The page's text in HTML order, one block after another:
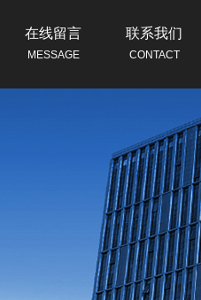
在线留言
MESSAGE
联系我们
CONTACT